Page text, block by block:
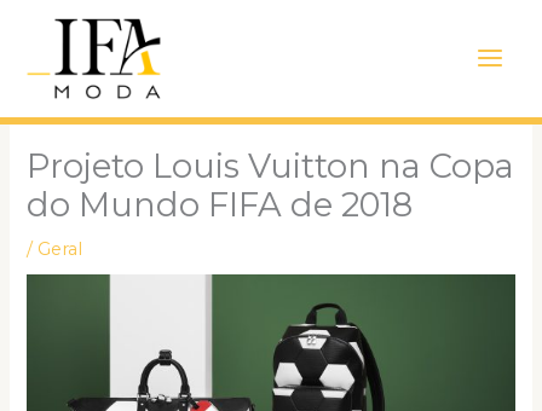
conteúdo
Menu
Projeto Louis Vuitton na Copa
do Mundo FIFA de 2018
/ Geral